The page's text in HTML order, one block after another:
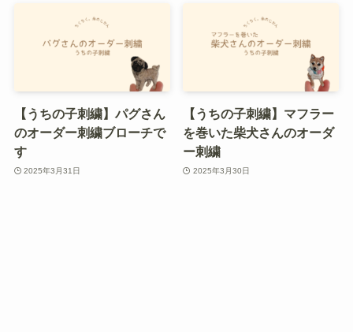
【うちの子刺繍】パグさん
のオーダー刺繍ブローチで
す
2025年3月31日
【うちの子刺繍】マフラー
を巻いた柴犬さんのオーダ
ー刺繍
2025年3月30日